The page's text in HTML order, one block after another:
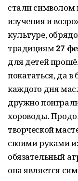
стали символом
изучения и
культуре,
традициям27
для детей
покататься, да в
каждого дня
дружно
хороводы.
творческой
своими руками
обязательный
она является